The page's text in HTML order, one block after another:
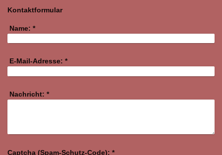
Kontaktformular
Name: *
E-Mail-Adresse: *
Nachricht: *
Captcha (Spam-Schutz-Code): *